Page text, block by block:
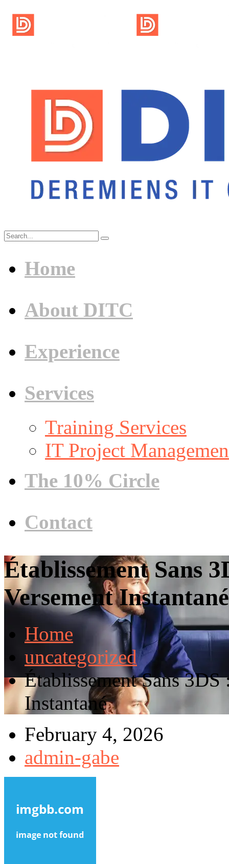
Home
About DITC
Experience
Services
Training Services
IT Project
The 10% Circle
Contact
Établissement Sans
Versement Instantané
Home
uncategorized
Établissement Sans
Instantané
February 4, 2026
admin-gabe